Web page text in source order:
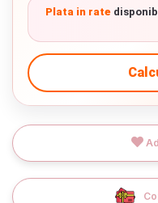
Politica de utilizare
Modalitati de plata
Instalare scaune/scoici
Plata in rate